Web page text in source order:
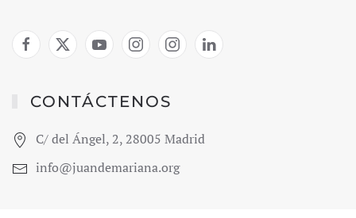
CONTÁCTENOS
C/ del Ángel, 2, 28005 Madrid
info@juandemariana.org